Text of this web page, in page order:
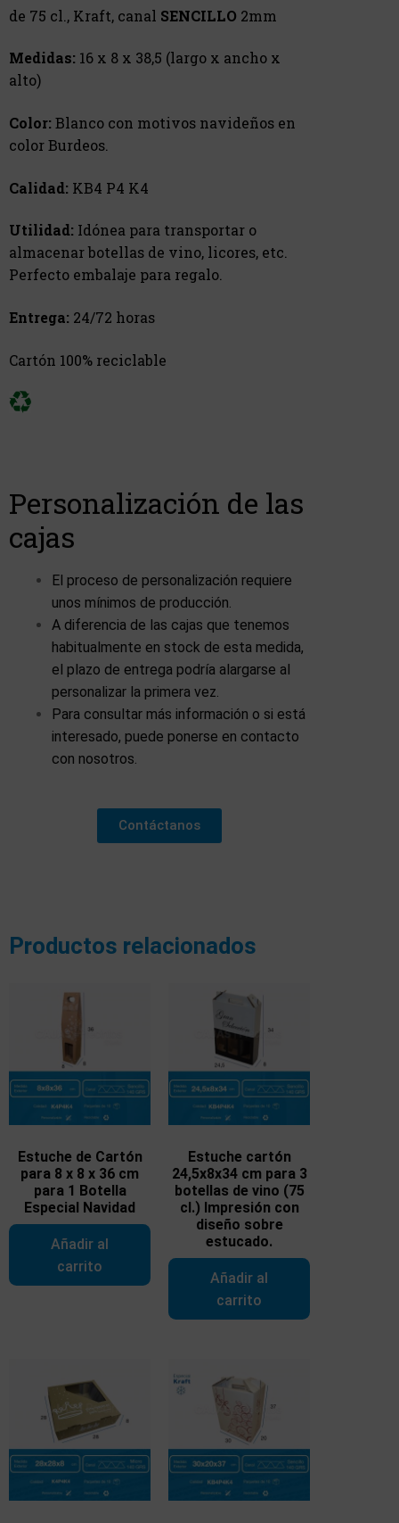
de 75 cl., Kraft, canal SENCILLO 2mm
Medidas: 16 x 8 x 38,5 (largo x ancho x
alto)
Color: Blanco con motivos navideños en
color Burdeos.
Calidad: KB4 P4 K4
Utilidad: Idónea para transportar o
almacenar botellas de vino, licores, etc.
Perfecto embalaje para regalo.
Entrega: 24/72 horas
Cartón 100% reciclable
Personalización de las
cajas
El proceso de personalización requiere
unos mínimos de producción.
A diferencia de las cajas que tenemos
habitualmente en stock de esta medida,
el plazo de entrega podría alargarse al
personalizar la primera vez.
Para consultar más información o si está
interesado, puede ponerse en contacto
con nosotros.
Contáctanos
Productos relacionados
Estuche de Cartón
para 8 x 8 x 36 cm
para 1 Botella
Especial Navidad
Añadir al
carrito
Estuche cartón
24,5x8x34 cm para 3
botellas de vino (75
cl.) Impresión con
diseño sobre
estucado.
Añadir al
carrito